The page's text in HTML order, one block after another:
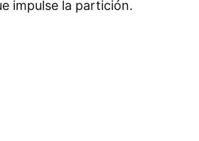
impulse la partición.